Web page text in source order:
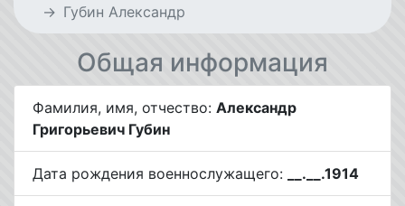
Губин Александр
Общая информация
Фамилия, имя, отчество: Александр
Григорьевич Губин
Дата рождения военнослужащего: __.__.1914